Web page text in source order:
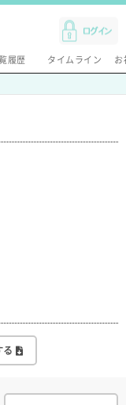
履歴 タイムライン お
る